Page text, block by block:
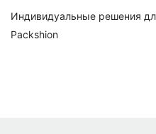
Индивидуальные решения
Packshion